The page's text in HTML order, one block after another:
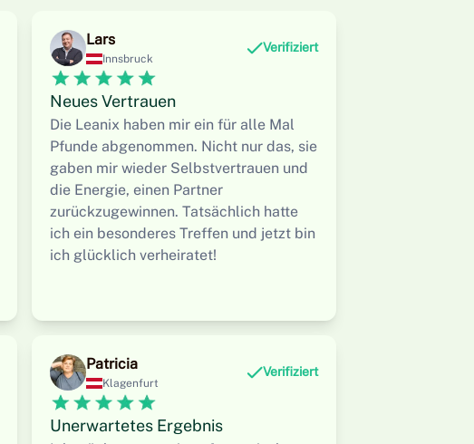
Lars
Innsbruck
Verifiziert
Neues Vertrauen
Die Leanix haben mir ein für alle Mal
Pfunde abgenommen. Nicht nur das, sie
gaben mir wieder Selbstvertrauen und
die Energie, einen Partner
zurückzugewinnen. Tatsächlich hatte
ich ein besonderes Treffen und jetzt bin
ich glücklich verheiratet!
Patricia
Klagenfurt
Verifiziert
Unerwartetes Ergebnis